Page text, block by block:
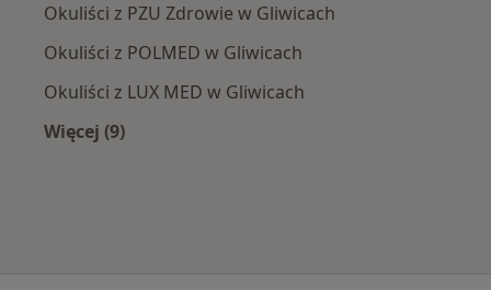
Okuliści z PZU Zdrowie w Gliwicach
Okuliści z POLMED w Gliwicach
Okuliści z LUX MED w Gliwicach
Więcej (9)